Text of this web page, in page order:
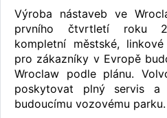
Výroba nástaveb ve
prvního čtvrtletí roku
kompletní městské,
pro zákazníky v Evropě
Wroclaw podle plánu.
poskytovat plný servis a
budoucímu vozovému parku.